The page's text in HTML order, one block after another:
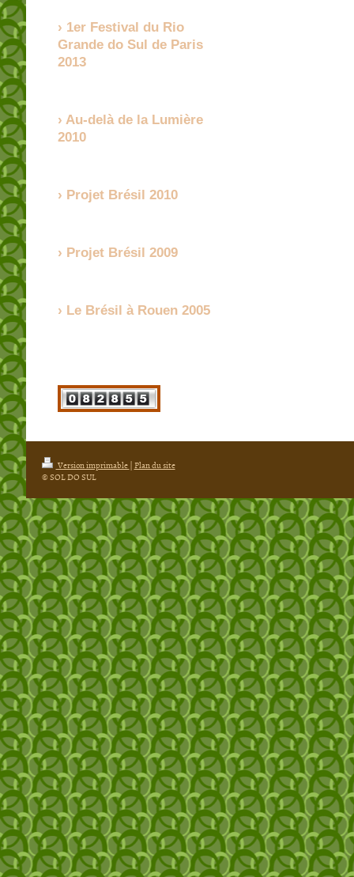
1er Festival du Rio
Grande do Sul de Paris
2013
Au-delà de la Lumière
2010
Projet Brésil 2010
Projet Brésil 2009
Le Brésil à Rouen 2005
Version imprimable|Plan du site
© SOL DO SUL